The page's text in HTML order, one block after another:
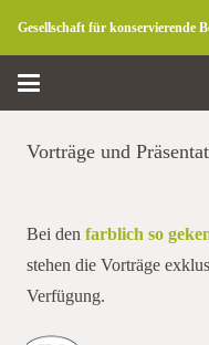
Gesellschaft für konservierende
Vorträge und
Bei denfarblich so
stehen die Vorträge
Verfügung.